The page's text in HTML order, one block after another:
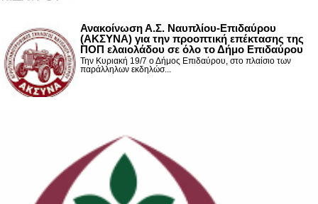
Ανακοίνωση Α.Σ. Ναυπλίου-Επιδαύρου
(ΑΚΣΥΝΑ) για την προοπτική επέκτασης της
ΠΟΠ ελαιολάδου σε όλο το Δήμο Επιδαύρου
Την Κυριακή 19/7 ο Δήμος Επιδαύρου, στο πλαίσιο των
παράλληλων εκδηλώσ...